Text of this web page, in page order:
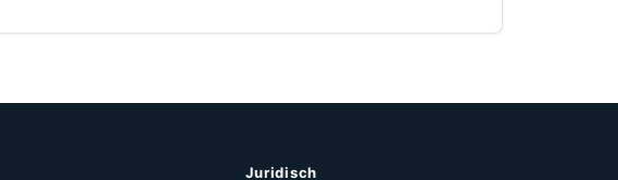
Juridisch